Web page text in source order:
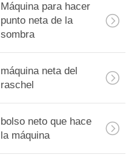
Máquina para hacer
punto neta de la
sombra
máquina neta del
raschel
bolso neto que hace
la máquina